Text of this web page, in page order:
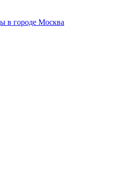
в городе Москва